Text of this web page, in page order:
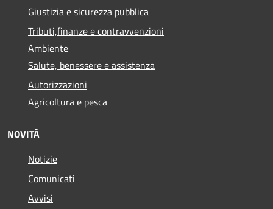
Giustizia e sicurezza pubblica
Tributi,finanze e contravvenzioni
Ambiente
Salute, benessere e assistenza
Autorizzazioni
Agricoltura e pesca
NOVITÀ
Notizie
Comunicati
Avvisi